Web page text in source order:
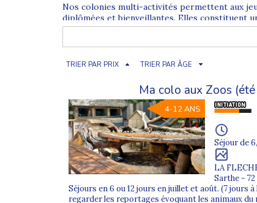
Nos colonies multi-activités permettent aux
diplômées et bienveillantes. Elles constituent
différentes afin de maintenir l’enthousiasme et
Au programme selon les séjours : sports
favorise lasociabilisation, laprise de
Colonies multi-activités pour
colonies de
adaptée. Les jeunes évoluent avec des
TRIER PAR PRIX TRIER PAR ÂGE
Ma colo aux Zoos
4-12 ANS
Séjour de
LA
Sarthe - 72
Séjours en 6 ou 12 jours en juillet et août. (7 jours
regarder les reportages évoquant les animaux